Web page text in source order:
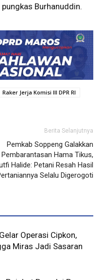
Burhanuddin.
Raker Jerja Komisi III DPR RI
Berita Selanjutnya
Pemkab Soppeng Galakkan
Pembarantasan Hama Tikus,
Halide: Petani Resah Hasil
Selalu Digerogoti
Operasi Cipkon,
Miras Jadi Sasaran